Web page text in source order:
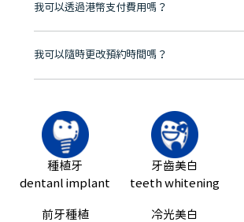
我可以透過港幣支付費用嗎？
可以。維港口腔會按照當日匯率轉算收取費用，而匯
我可以隨時更改預約時間嗎？
可以，請盡早通過wechat或whatsapp聯絡我們，告
種植牙
dentanl implant
前牙種植
牙齒美白
teeth whitening
冷光美白